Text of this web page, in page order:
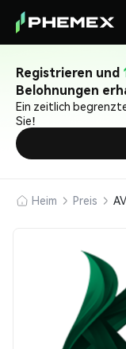
Registrieren und
Belohnungen
Ein zeitlich
Sie!
Heim Preis